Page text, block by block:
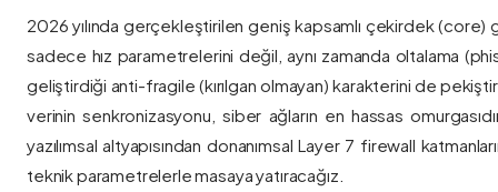
2026 yılında gerçekleştirilen geniş kapsamlı çekirdek
sadece hız parametrelerini değil, aynı zamanda oltalama
geliştirdiği anti-fragile (kırılgan olmayan) karakterini de
verinin senkronizasyonu, siber ağların en hassas
yazılımsal altyapısından donanımsal Layer 7 firewall
teknik parametrelerle masaya yatıracağız.